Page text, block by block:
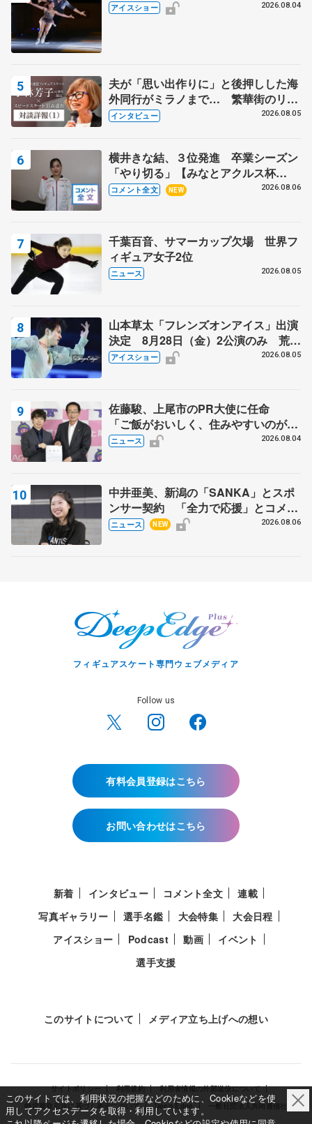
アイスショー 2026.08.04
夫が「思い出作りに」と後押しした海
外同行がミラノまで… 繁華街のリン
クでは不良のお兄さんも味方に 小林
インタビュー 2026.08.05
横井きな結、３位発進 卒業シーズン
「やり切る」【みなとアクルス杯
SP】
コメント全文 NEW 2026.08.06
千葉百音、サマーカップ欠場 世界フ
ィギュア女子2位
ニュース 2026.08.05
山本草太「フレンズオンアイス」出演
決定 8月28日（金）2公演のみ 荒川
静香さんプロデュース、20周年のアイ
アイスショー 2026.08.05
佐藤駿、上尾市のPR大使に任命
「ご飯がおいしく、住みやすいのが魅
力」
ニュース 2026.08.04
中井亜美、新潟の「SANKA」とスポ
ンサー契約 「全力で応援」とコメン
ト
ニュース NEW 2026.08.06
フィギュアスケート専門ウェブメディア
Follow us
有料会員登録はこちら
お問い合わせはこちら
新着 インタビュー コメント全文
連載
写真ギャラリー
選手名鑑 大会特集
大会日程
アイスショー
Podcast 動画
イベント
選手支援
このサイトについて メディア立ち上げへの想い
サイトポリシー 利用規約
利用者情報の外部送信について
特定商取引法に基づく表示について
Deep Edge 一般社団法人共同通信社
このサイトでは、利用状況の把握などのために、Cookieなどを使
用してアクセスデータを取得・利用しています。